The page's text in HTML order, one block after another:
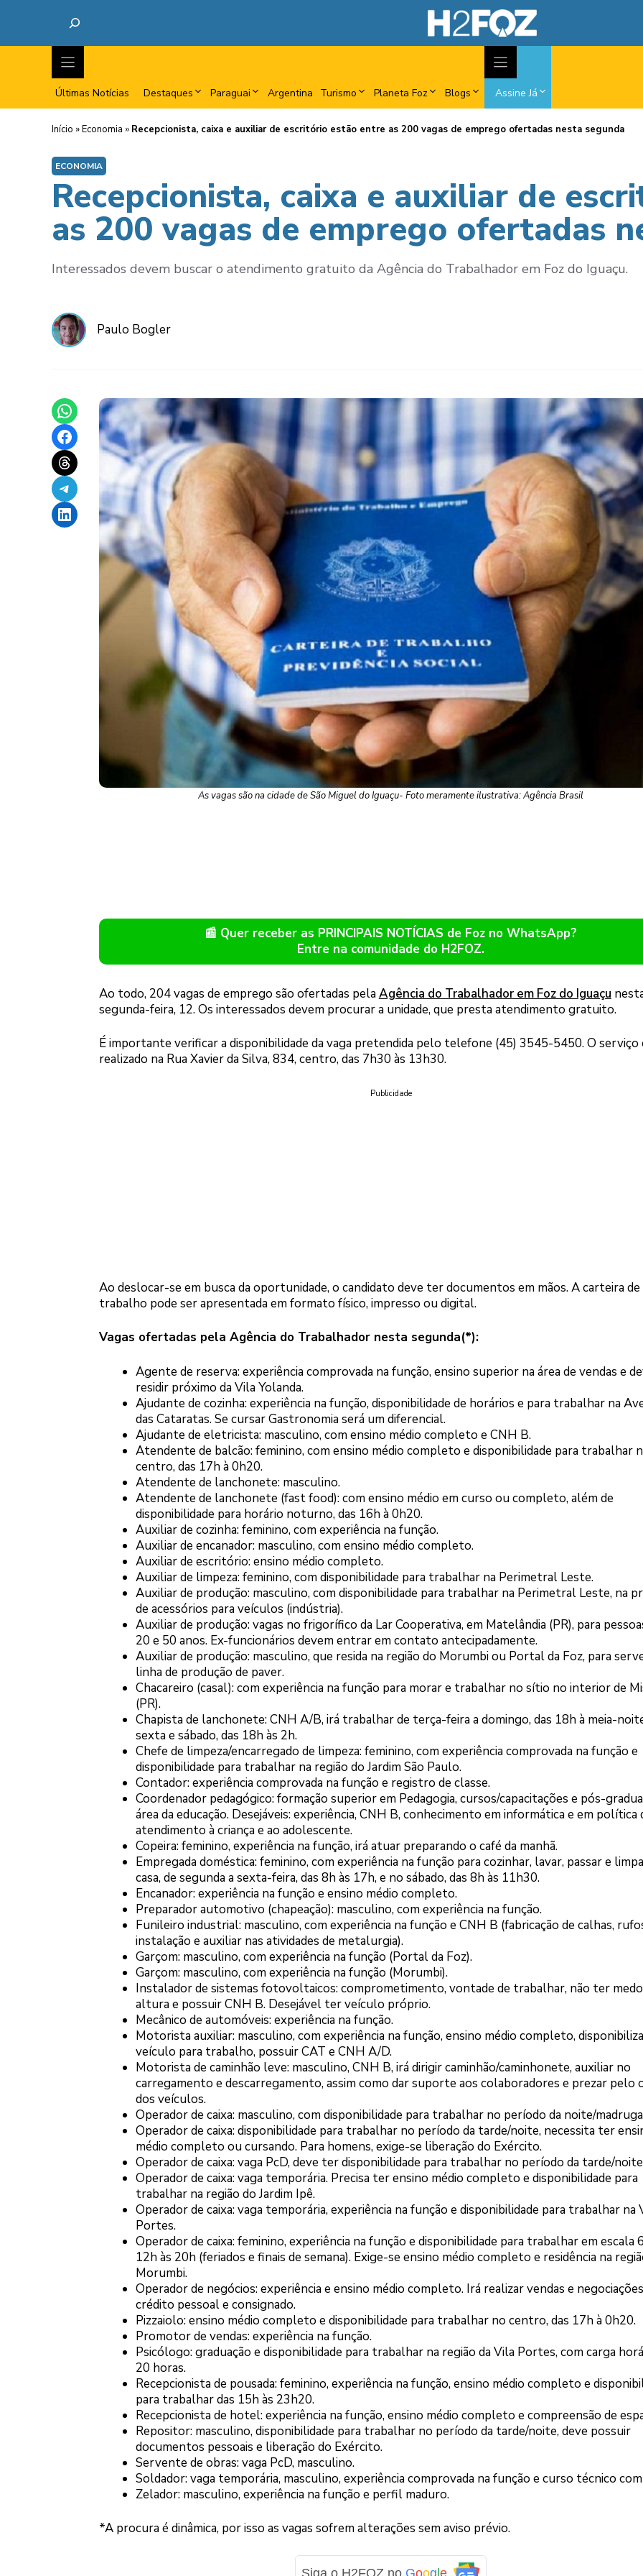
Últimas Notícias Destaques Paraguai Argentina Turismo Planeta Foz Blogs Assine Já
Início »Economia » Recepcionista, caixa e auxiliar de escritório estão entre as 200 vagas de emprego ofertadas nesta segunda
ECONOMIA
Recepcionista, caixa e auxiliar de
as 200 vagas de emprego ofertadas
Interessados devem buscar o atendimento gratuito da Agência do Trabalhador em Foz do Iguaçu.
Paulo Bogler
Share on WhatsApp
Share on Facebook
Share on Threads
Share on Telegram
Share on LinkedIn
As vagas são na cidade de São Miguel do Iguaçu- Foto meramente ilustrativa: Agência Brasil
📰 Quer receber as PRINCIPAIS NOTÍCIAS de Foz no WhatsApp?
Entre na comunidade do H2FOZ.
Ao todo, 204 vagas de emprego são ofertadas pelaAgência do Trabalhador em Foz do Iguaçu
segunda-feira, 12. Os interessados devem procurar a unidade, que presta atendimento gratuito.
É importante verificar a disponibilidade da vaga pretendida pelo telefone (45) 3545-5450. O serviço
realizado na Rua Xavier da Silva, 834, centro, das 7h30 às 13h30.
Publicidade
Ao deslocar-se em busca da oportunidade, o candidato deve ter documentos em mãos. A carteira de
trabalho pode ser apresentada em formato físico, impresso ou digital.
Vagas ofertadas pela Agência do Trabalhador nesta segunda(*):
Agente de reserva: experiência comprovada na função, ensino superior na área de vendas e
residir próximo da Vila Yolanda.
Ajudante de cozinha: experiência na função, disponibilidade de horários e para trabalhar na
das Cataratas. Se cursar Gastronomia será um diferencial.
Ajudante de eletricista: masculino, com ensino médio completo e CNH B.
Atendente de balcão: feminino, com ensino médio completo e disponibilidade para trabalhar
centro, das 17h à 0h20.
Atendente de lanchonete: masculino.
Atendente de lanchonete (fast food): com ensino médio em curso ou completo, além de
disponibilidade para horário noturno, das 16h à 0h20.
Auxiliar de cozinha: feminino, com experiência na função.
Auxiliar de encanador: masculino, com ensino médio completo.
Auxiliar de escritório: ensino médio completo.
Auxiliar de limpeza: feminino, com disponibilidade para trabalhar na Perimetral Leste.
Auxiliar de produção: masculino, com disponibilidade para trabalhar na Perimetral Leste, na
de acessórios para veículos (indústria).
Auxiliar de produção: vagas no frigorífico da Lar Cooperativa, em Matelândia (PR), para
20 e 50 anos. Ex-funcionários devem entrar em contato antecipadamente.
Auxiliar de produção: masculino, que resida na região do Morumbi ou Portal da Foz, para
linha de produção de paver.
Chacareiro (casal): com experiência na função para morar e trabalhar no sítio no interior de
(PR).
Chapista de lanchonete: CNH A/B, irá trabalhar de terça-feira a domingo, das 18h à meia-
sexta e sábado, das 18h às 2h.
Chefe de limpeza/encarregado de limpeza: feminino, com experiência comprovada na função e
disponibilidade para trabalhar na região do Jardim São Paulo.
Contador: experiência comprovada na função e registro de classe.
Coordenador pedagógico: formação superior em Pedagogia, cursos/capacitações e pós-
área da educação. Desejáveis: experiência, CNH B, conhecimento em informática e em política
atendimento à criança e ao adolescente.
Copeira: feminino, experiência na função, irá atuar preparando o café da manhã.
Empregada doméstica: feminino, com experiência na função para cozinhar, lavar, passar e
casa, de segunda a sexta-feira, das 8h às 17h, e no sábado, das 8h às 11h30.
Encanador: experiência na função e ensino médio completo.
Preparador automotivo (chapeação): masculino, com experiência na função.
Funileiro industrial: masculino, com experiência na função e CNH B (fabricação de calhas,
instalação e auxiliar nas atividades de metalurgia).
Garçom: masculino, com experiência na função (Portal da Foz).
Garçom: masculino, com experiência na função (Morumbi).
Instalador de sistemas fotovoltaicos: comprometimento, vontade de trabalhar, não ter
altura e possuir CNH B. Desejável ter veículo próprio.
Mecânico de automóveis: experiência na função.
Motorista auxiliar: masculino, com experiência na função, ensino médio completo,
veículo para trabalho, possuir CAT e CNH A/D.
Motorista de caminhão leve: masculino, CNH B, irá dirigir caminhão/caminhonete, auxiliar no
carregamento e descarregamento, assim como dar suporte aos colaboradores e prezar pelo
dos veículos.
Operador de caixa: masculino, com disponibilidade para trabalhar no período da noite/
Operador de caixa: disponibilidade para trabalhar no período da tarde/noite, necessita ter
médio completo ou cursando. Para homens, exige-se liberação do Exército.
Operador de caixa: vaga PcD, deve ter disponibilidade para trabalhar no período da tarde/
Operador de caixa: vaga temporária. Precisa ter ensino médio completo e disponibilidade para
trabalhar na região do Jardim Ipê.
Operador de caixa: vaga temporária, experiência na função e disponibilidade para trabalhar na
Portes.
Operador de caixa: feminino, experiência na função e disponibilidade para trabalhar em escala
12h às 20h (feriados e finais de semana). Exige-se ensino médio completo e residência na
Morumbi.
Operador de negócios: experiência e ensino médio completo. Irá realizar vendas e
crédito pessoal e consignado.
Pizzaiolo: ensino médio completo e disponibilidade para trabalhar no centro, das 17h à 0h20.
Promotor de vendas: experiência na função.
Psicólogo: graduação e disponibilidade para trabalhar na região da Vila Portes, com carga
20 horas.
Recepcionista de pousada: feminino, experiência na função, ensino médio completo e
para trabalhar das 15h às 23h20.
Recepcionista de hotel: experiência na função, ensino médio completo e compreensão de
Repositor: masculino, disponibilidade para trabalhar no período da tarde/noite, deve possuir
documentos pessoais e liberação do Exército.
Servente de obras: vaga PcD, masculino.
Soldador: vaga temporária, masculino, experiência comprovada na função e curso técnico
Zelador: masculino, experiência na função e perfil maduro.
*A procura é dinâmica, por isso as vagas sofrem alterações sem aviso prévio.
Siga o H2FOZ no Google